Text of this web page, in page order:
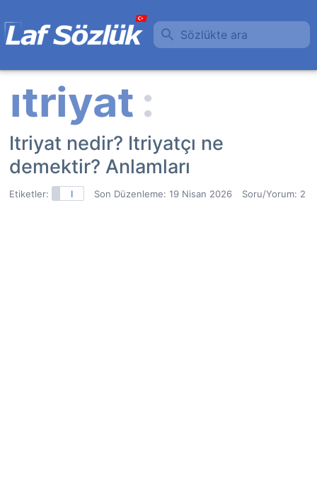
Sözlükte ara
Itriyat nedir? Itriyatçı ne
demektir? Anlamları
Etiketler: I Son Düzenleme: 19 Nisan 2026 Soru/Yorum: 2